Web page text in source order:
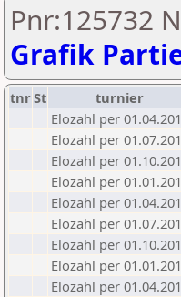
Pnr:125732
Grafik
tnrSt turnier
Elozahl per
Elozahl per
Elozahl per
Elozahl per
Elozahl per
Elozahl per
Elozahl per
Elozahl per
Elozahl per